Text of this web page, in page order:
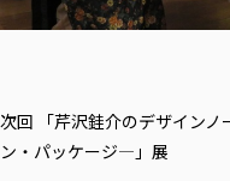
次回 「芹沢銈介のデザイン
ン・パッケージ—」展